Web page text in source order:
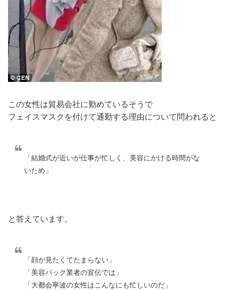
この女性は貿易会社に勤めているそうで
フェイスマスクを付けて通勤する理由について問われると
「結婚式が近いが仕事が忙しく、美容にかける時間がな
いため」
と答えています。
「顔が見たくてたまらない」
「美容パック業者の宣伝では」
「大都会寧波の女性はこんなにも忙しいのだ」